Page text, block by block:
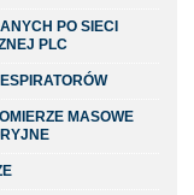
PO SIECI
PLC
MASOWE